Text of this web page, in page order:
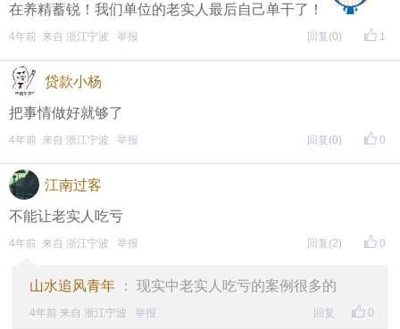
在养精蓄锐！我们单位的老实人最后自己单干了！
1
4年前 来自 浙江宁波 举报 回复 (0)
贷款小杨
把事情做好就够了
0
4年前 来自 浙江宁波 举报 回复 (0)
江南过客
不能让老实人吃亏
0
4年前 来自 浙江宁波 举报 回复 (2)
山水追风青年 ： 现实中老实人吃亏的案例很多的
0
4年前 来自 浙江宁波 举报 回复